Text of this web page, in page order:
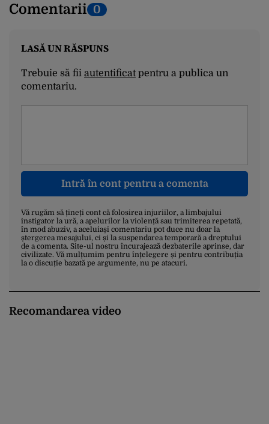
Comentarii 0
LASĂ UN RĂSPUNS
Trebuie să fii autentificatpentru a publica un
comentariu.
Intră în cont pentru a comenta
Vă rugăm să țineți cont că folosirea injuriilor, a limbajului
instigator la ură, a apelurilor la violență sau trimiterea repetată,
în mod abuziv, a aceluiași comentariu pot duce nu doar la
ștergerea mesajului, ci și la suspendarea temporară a dreptului
de a comenta. Site-ul nostru încurajează dezbaterile aprinse, dar
civilizate. Vă mulțumim pentru înțelegere și pentru contribuția
la o discuție bazată pe argumente, nu pe atacuri.
Recomandarea video